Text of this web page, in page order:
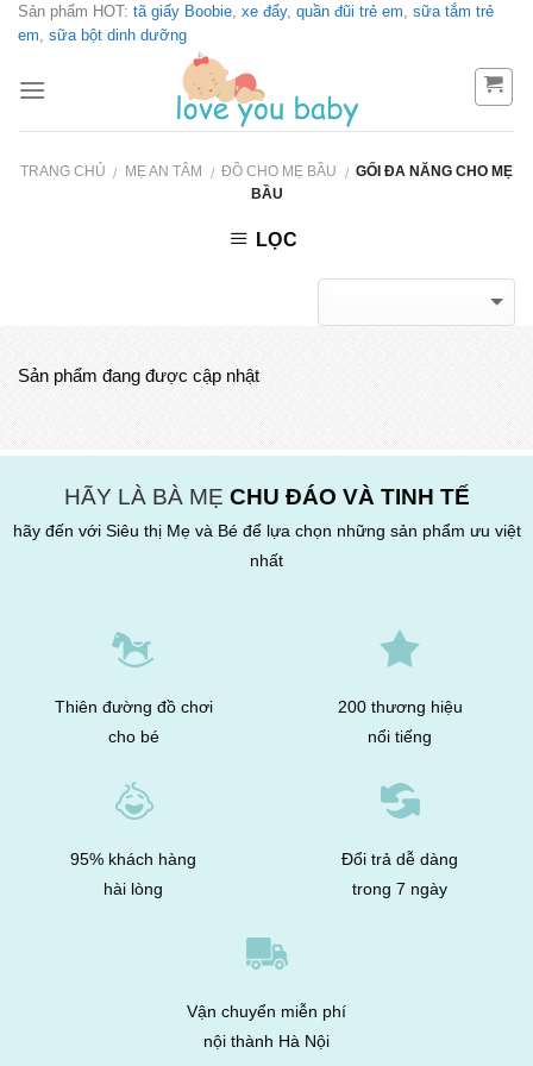
Skip
Sản phẩm HOT: tã giấy Boobie, xe đẩy, quần đũi trẻ em, sữa tắm trẻ
em, sữa bột dinh dưỡng
TRANG CHỦ / MẸ AN TÂM / ĐỒ CHO MẸ BẦU / GỐI ĐA NĂNG CHO MẸ
BẦU
LỌC
Sản phẩm đang được cập nhật
HÃY LÀ BÀ MẸ CHU ĐÁO VÀ TINH TẾ
hãy đến với Siêu thị Mẹ và Bé để lựa chọn những sản phẩm ưu việt
nhất
Thiên đường đồ chơi
cho bé
200 thương hiệu
nổi tiếng
95% khách hàng
hài lòng
Đổi trả dễ dàng
trong 7 ngày
Vận chuyển miễn phí
nội thành Hà Nội